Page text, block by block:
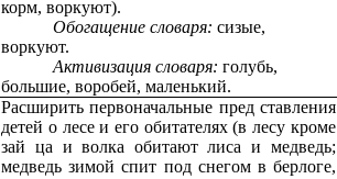
корм, воркуют).
Обогащение словаря: сизые,
воркуют.
Активизация словаря: голубь,
большие, воробей, маленький.
Расширить первоначальные пред ставления
детей о лесе и его обитателях (в лесу кроме
зай ца и волка обитают лиса и медведь;
медведь зимой спит под снегом в берлоге,